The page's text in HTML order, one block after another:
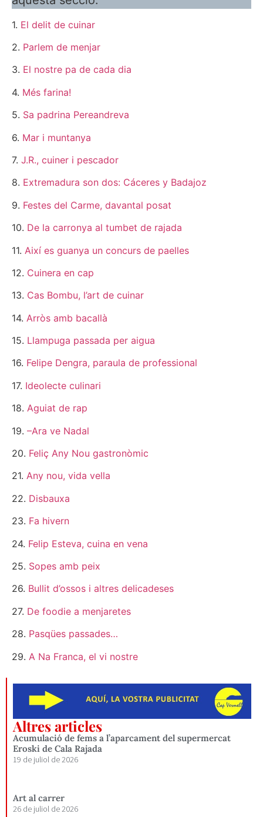
1. El delit de cuinar
2. Parlem de menjar
3. El nostre pa de cada dia
4. Més farina!
5. Sa padrina Pereandreva
6. Mar i muntanya
7. J.R., cuiner i pescador
8. Extremadura son dos: Cáceres y Badajoz
9. Festes del Carme, davantal posat
10. De la carronya al tumbet de rajada
11. Així es guanya un concurs de paelles
12. Cuinera en cap
13. Cas Bombu, l’art de cuinar
14. Arròs amb bacallà
15. Llampuga passada per aigua
16. Felipe Dengra, paraula de professional
17. Ideolecte culinari
18. Aguiat de rap
19. –Ara ve Nadal
20. Feliç Any Nou gastronòmic
21. Any nou, vida vella
22. Disbauxa
23. Fa hivern
24. Felip Esteva, cuina en vena
25. Sopes amb peix
26. Bullit d’ossos i altres delicadeses
27. De foodie a menjaretes
28. Pasqües passades…
29. A Na Franca, el vi nostre
Altres articles
Acumulació de fems a l’aparcament del supermercat
Eroski de Cala Rajada
19 de juliol de 2026
Art al carrer
26 de juliol de 2026